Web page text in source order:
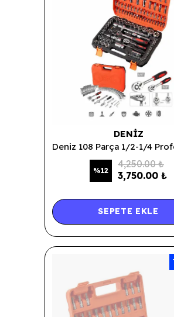
DENIZ
%12
4,250.00 ₺
3,750.00 ₺
SEPETE EKLE